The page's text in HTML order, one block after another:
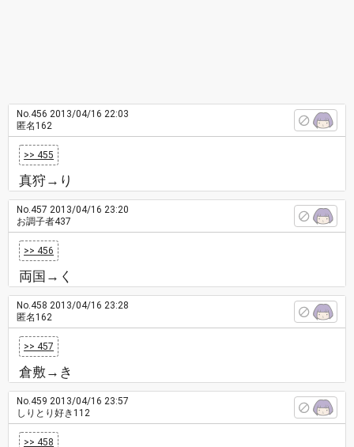
No.456 2013/04/16 22:03
匿名162
>> 455
真狩→り
No.457 2013/04/16 23:20
お調子者437
>> 456
両国→く
No.458 2013/04/16 23:28
匿名162
>> 457
倉敷→き
No.459 2013/04/16 23:57
しりとり好き112
>> 458